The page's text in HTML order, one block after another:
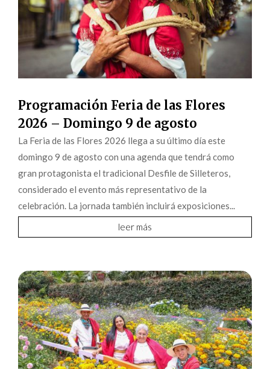
Programación Feria de las Flores
2026 – Domingo 9 de agosto
La Feria de las Flores 2026 llega a su último día este
domingo 9 de agosto con una agenda que tendrá como
gran protagonista el tradicional Desfile de Silleteros,
considerado el evento más representativo de la
celebración. La jornada también incluirá exposiciones...
leer más